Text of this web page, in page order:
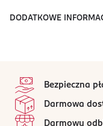
DODATKOWE
Bezpieczna
Darmowa
Darmowy